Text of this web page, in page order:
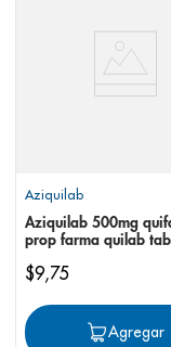
Aziquilab
Aziquilab 500mg
prop farma quilab
$9,75
Agregar
pediasure
panolini